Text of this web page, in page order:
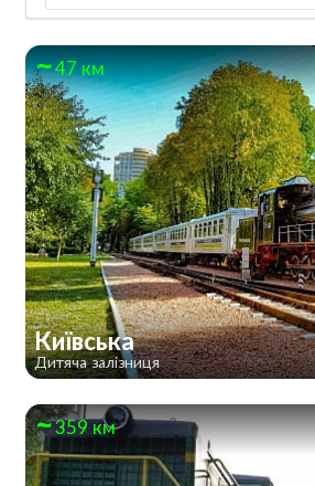
47 км
Київська
Дитяча залізниця
359 км